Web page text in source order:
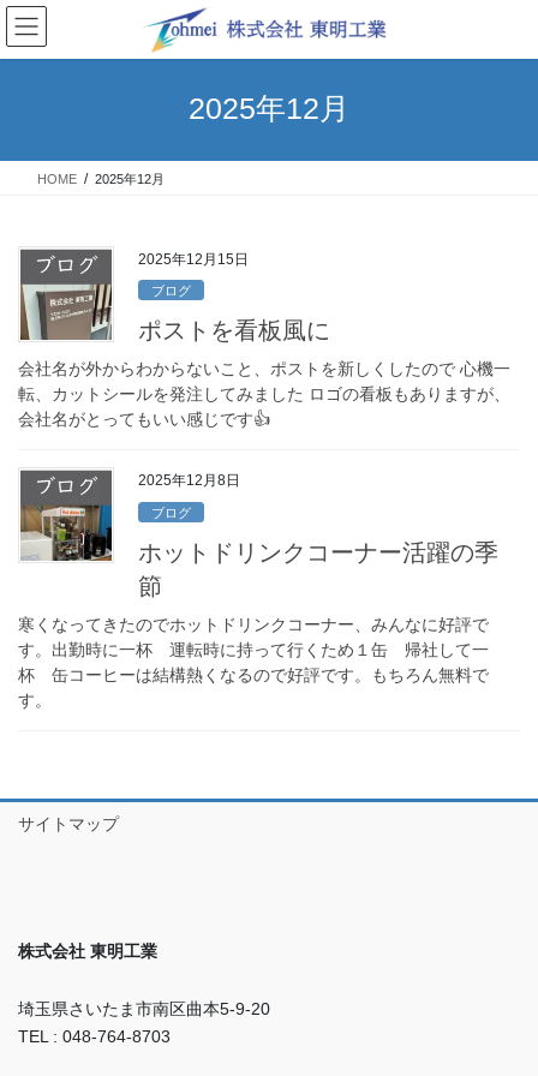
コ
ン
テ
ス
ナ
ビ
ゲ
ン
2025年12月
HOME 2025年12月
2025年12月15日
ブログ
ポストを看板風に
会社名が外からわからないこと、ポストを新しくしたので 心機一
転、カットシールを発注してみました ロゴの看板もありますが、
会社名がとってもいい感じです👍
2025年12月8日
ブログ
ホットドリンクコーナー活躍の季
節
寒くなってきたのでホットドリンクコーナー、みんなに好評で
す。出勤時に一杯 運転時に持って行くため１缶 帰社して一
杯 缶コーヒーは結構熱くなるので好評です。もちろん無料で
す。
サイトマップ
株式会社 東明工業
埼玉県さいたま市南区曲本5-9-20
TEL : 048-764-8703